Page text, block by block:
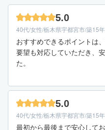
5.0
40代/女性/栃木県宇都宮市/築15年
おすすめできるポイントは
要望も対応していただき、
た。
5.0
40代/女性/栃木県宇都宮市/築15年
最初から最後まで安心して